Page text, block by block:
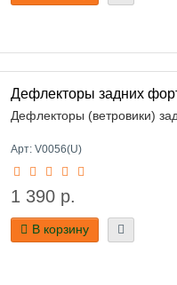
Дефлекторы задних
Дефлекторы (ветровики)
Арт: V0056(U)
1 390 р.
В корзину